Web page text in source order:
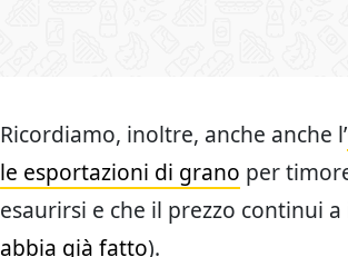
Ricordiamo, inoltre, anche anche l’
le esportazioni di grano per
esaurirsi e che il prezzo continui
abbia già fatto).